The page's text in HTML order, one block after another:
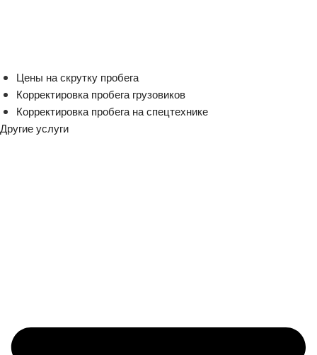
Цены на скрутку пробега
Корректировка пробега грузовиков
Корректировка пробега на спецтехнике
Другие услуги